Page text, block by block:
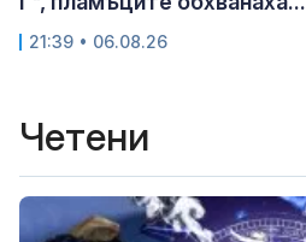
21:39 • 06.08.26
Четени